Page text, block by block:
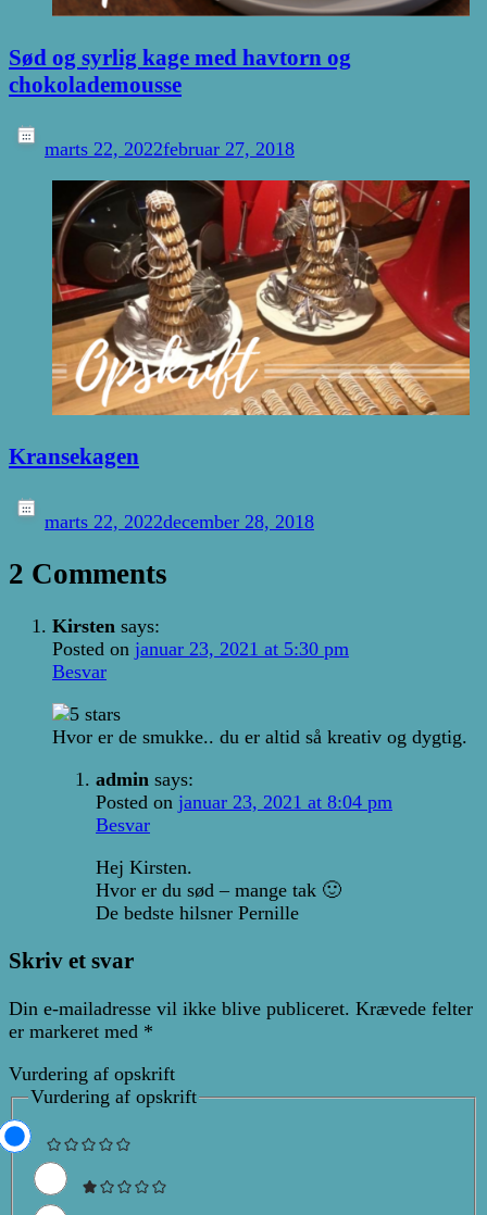
Sød og syrlig kage med havtorn og
chokolademousse
marts 22, 2022februar 27, 2018
Kransekagen
marts 22, 2022december 28, 2018
2 Comments
Kirsten says:
Posted on januar 23, 2021 at 5:30 pm
Besvar
Hvor er de smukke.. du er altid så kreativ og dygtig.
admin says:
Posted on januar 23, 2021 at 8:04 pm
Besvar
Hej Kirsten.
Hvor er du sød – mange tak 🙂
De bedste hilsner Pernille
Skriv et svar
Din e-mailadresse vil ikke blive publiceret. Krævede felter
er markeret med *
Vurdering af opskrift
Vurdering af opskrift